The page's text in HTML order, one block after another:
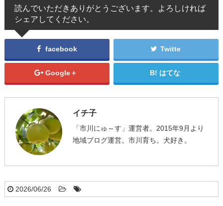
読んでいただきありがとうございます。よろしければ
シェアしてください。
facebook Twitte
Google＋ はてな
イチ子
「市川にゅ～す」運営者。2015年9月より
地域ブログ運営。市川育ち。犬好き。
2026/06/26